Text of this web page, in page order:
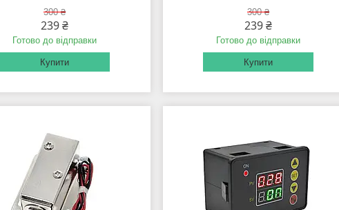
300 ₴
239 ₴
Готово до відправки
Купити
300 ₴
239 ₴
Готово до відправки
Купити